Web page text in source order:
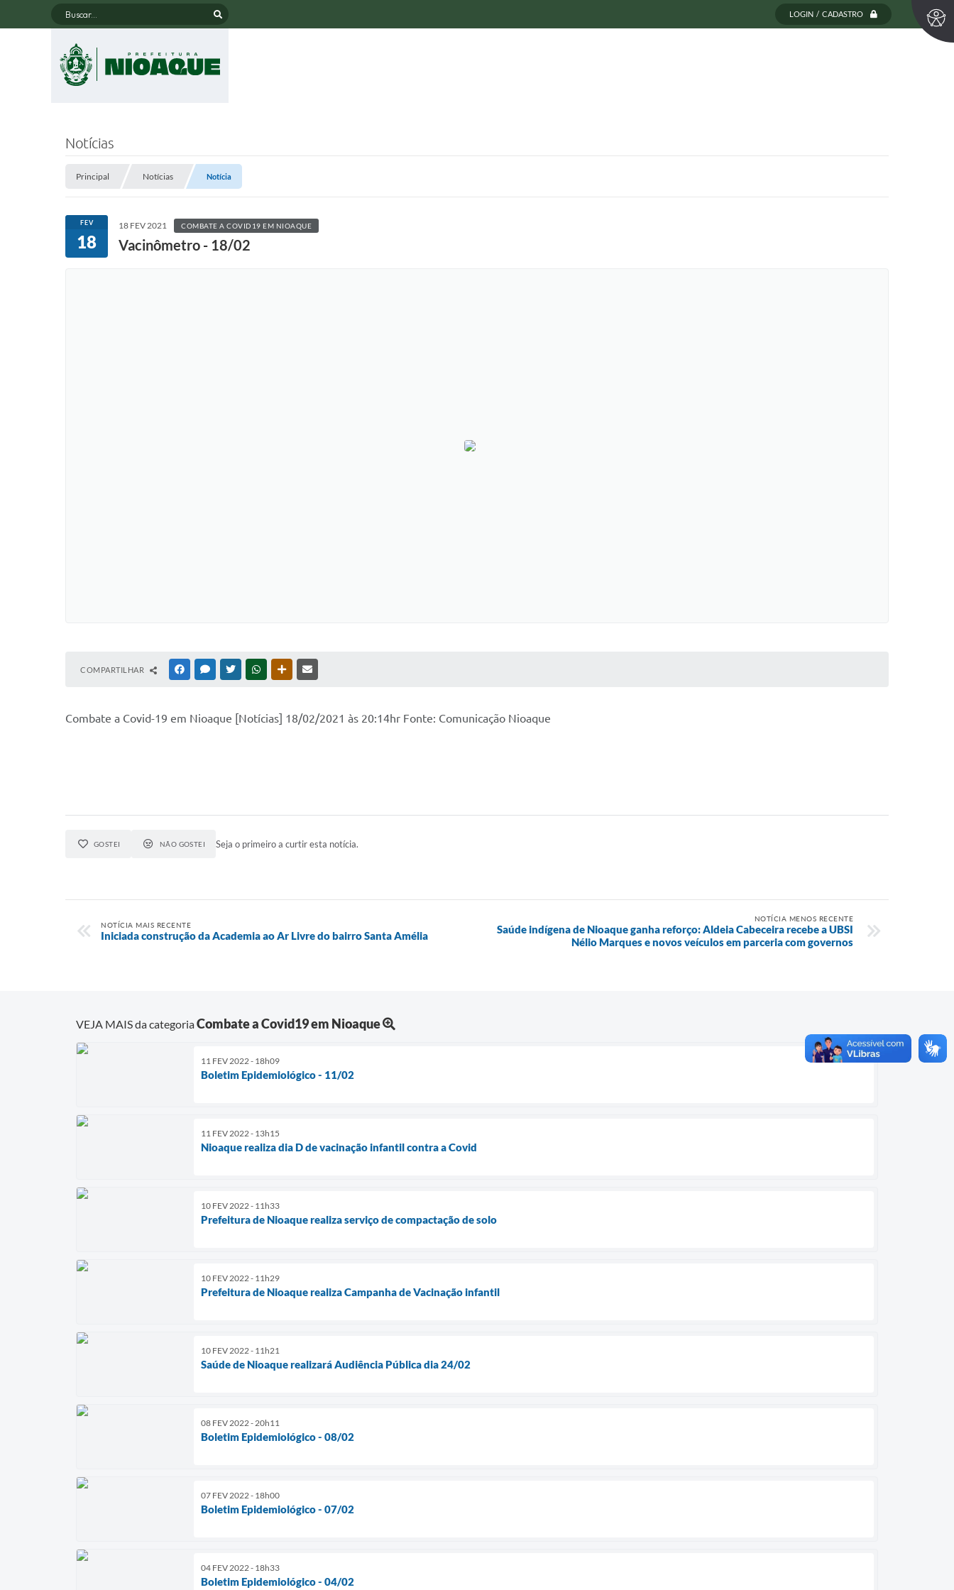
LOGIN / CADASTRO
Buscar...
Notícias
Principal Notícias Notícia
FEV
18
18 FEV 2021 COMBATE A COVID19 EM NIOAQUE
Vacinômetro - 18/02
COMPARTILHAR FACEBOOKMESSENGER
TWITTERWHATSAPPOUTRAS MÍDIAS
Combate a Covid-19 em Nioaque [Notícias] 18/02/2021 às 20:14hr Fonte: Comunicação Nioaque
GOSTEI NÃO GOSTEI Seja o primeiro a curtir esta notícia.
NOTÍCIA MAIS RECENTE
Iniciada construção da Academia ao Ar Livre do bairro Santa Amélia
NOTÍCIA MENOS RECENTE
Saúde indígena de Nioaque ganha reforço: Aldeia Cabeceira recebe a UBSI
Nélio Marques e novos veículos em parceria com governos
VEJA MAIS da categoriaCombate a Covid19 em Nioaque
11 FEV 2022 - 18h09
Boletim Epidemiológico - 11/02
11 FEV 2022 - 13h15
Nioaque realiza dia D de vacinação infantil contra a Covid
10 FEV 2022 - 11h33
Prefeitura de Nioaque realiza serviço de compactação de solo
10 FEV 2022 - 11h29
Prefeitura de Nioaque realiza Campanha de Vacinação infantil
10 FEV 2022 - 11h21
Saúde de Nioaque realizará Audiência Pública dia 24/02
08 FEV 2022 - 20h11
Boletim Epidemiológico - 08/02
07 FEV 2022 - 18h00
Boletim Epidemiológico - 07/02
04 FEV 2022 - 18h33
Boletim Epidemiológico - 04/02